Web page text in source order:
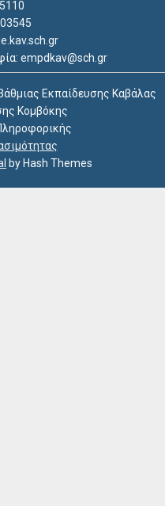
empdkav@sch.gr
Εκπαίδευσης Καβάλας
Κομβόκης
by Hash Themes